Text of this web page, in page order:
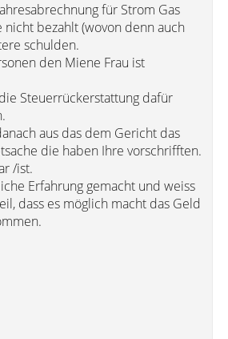
für Strom Gas
nicht bezahlt (wovon denn auch
schulden.
den Miene Frau ist
Steuerrückerstattung dafür
aus das dem Gericht das
die haben Ihre vorschrifften.
/ist.
Erfahrung gemacht und weiss
dass es möglich macht das Geld